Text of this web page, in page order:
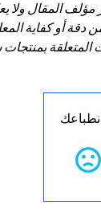
المقال ولا
دقة أو كفاية
المتعلقة